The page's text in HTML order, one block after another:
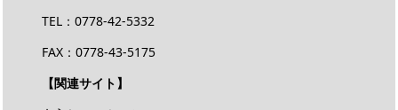
TEL：0778-42-5332
FAX：0778-43-5175
【関連サイト】